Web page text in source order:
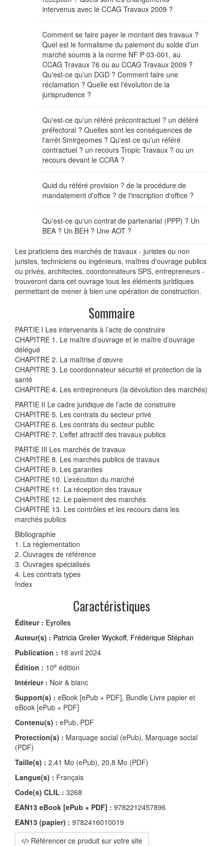
intervenus avec le CCAG Travaux 2009 ?
Comment se faire payer le montant des travaux ?
Quel est le formalisme du paiement du solde d'un
marché soumis à la norme NF P 03-001, au
CCAG Travaux 76 ou au CCAG Travaux 2009 ?
Qu'est-ce qu'un DGD ? Comment faire une
réclamation ? Quelle est l'évolution de la
jurisprudence ?
Qu'est-ce qu'un référé précontractuel ? un déféré
préfectoral ? Quelles sont les conséquences de
l'arrêt Smirgeomes ? Qu'est-ce qu'un référé
contractuel ? un recours Tropic Travaux ? ou un
recours devant le CCRA ?
Quid du référé provision ? de la procédure de
mandatement d'office ? de l'inscription d'office ?
Qu'est-ce qu'un contrat de partenariat (PPP) ? Un
BEA ? Un BEH ? Une AOT ?
Les praticiens des marchés de travaux - juristes ou non
juristes, techniciens ou ingénieurs, maîtres d'ouvrage publics
ou privés, architectes, coordonnateurs SPS, entrepreneurs -
trouveront dans cet ouvrage tous les éléments juridiques
permettant de mener à bien une opération de construction.
Sommaire
PARTIE I Les intervenants à l’acte de construire
CHAPITRE 1. Le maître d’ouvrage et le maître d’ouvrage
délégué
CHAPITRE 2. La maîtrise d’œuvre
CHAPITRE 3. Le coordonnateur sécurité et protection de la
santé
CHAPITRE 4. Les entrepreneurs (la dévolution des marchés)
PARTIE II Le cadre juridique de l’acte de construire
CHAPITRE 5. Les contrats du secteur privé
CHAPITRE 6. Les contrats du secteur public
CHAPITRE 7. L’effet attractif des travaux publics
PARTIE III Les marchés de travaux
CHAPITRE 8. Les marchés publics de travaux
CHAPITRE 9. Les garanties
CHAPITRE 10. L’exécution du marché
CHAPITRE 11. La réception des travaux
CHAPITRE 12. Le paiement des marchés
CHAPITRE 13. Les contrôles et les recours dans les
marchés publics
Bibliographie
1. La réglementation
2. Ouvrages de référence
3. Ouvrages spécialisés
4. Les contrats types
Index
Caractéristiques
Éditeur : Eyrolles
Auteur(s) : Patricia Grelier Wyckoff, Frédérique Stéphan
Publication : 18 avril 2024
Édition : 10e édition
Intérieur : Noir & blanc
Support(s) : eBook [ePub + PDF], Bundle Livre papier et
eBook [ePub + PDF]
Contenu(s) : ePub, PDF
Protection(s) : Marquage social (ePub), Marquage social
(PDF)
Taille(s) : 2,41 Mo (ePub), 20,8 Mo (PDF)
Langue(s) : Français
Code(s) CLIL : 3268
EAN13 eBook [ePub + PDF] : 9782212457896
EAN13 (papier) : 9782416010019
Référencer ce produit sur votre site